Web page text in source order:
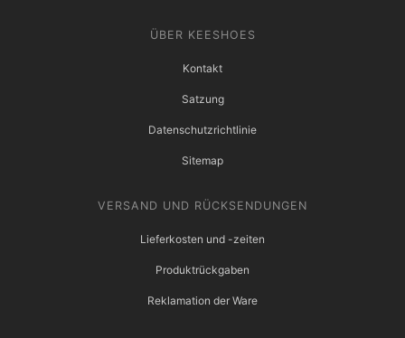
ÜBER KEESHOES
Kontakt
Satzung
Datenschutzrichtlinie
Sitemap
VERSAND UND RÜCKSENDUNGEN
Lieferkosten und -zeiten
Produktrückgaben
Reklamation der Ware